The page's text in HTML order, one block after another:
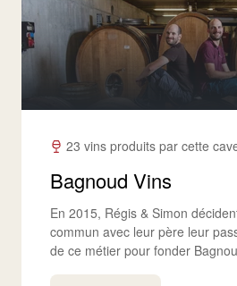
23 vins produits par cette
Bagnoud Vins
En 2015, Régis & Simon
commun avec leur père leur
de ce métier pour fonder